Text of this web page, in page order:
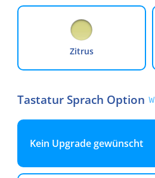
Zitrus
Tastatur Sprach Option
Kein Upgrade gewünscht